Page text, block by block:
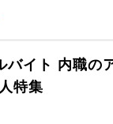
バイト 内職の
特集